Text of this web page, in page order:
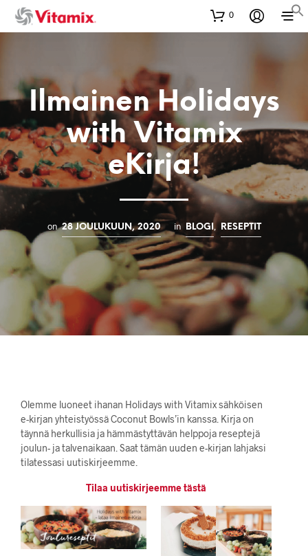
0
Ilmainen Holidays
with Vitamix
eKirja!
on 28 JOULUKUUN, 2020 in BLOGI , RESEPTIT
Olemme luoneet ihanan Holidays with Vitamix sähköisen
e-kirjan yhteistyössä Coconut Bowls’in kanssa. Kirja on
täynnä herkullisia ja hämmästyttävän helppoja reseptejä
joulun- ja talvenaikaan. Saat tämän uuden e-kirjan lahjaksi
tilatessasi uutiskirjeemme.
Tilaa uutiskirjeemme tästä